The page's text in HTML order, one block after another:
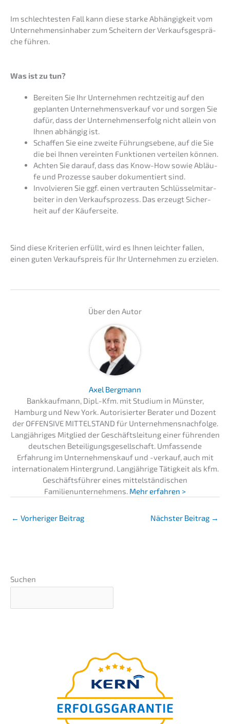
Im schlech­tes­ten Fall kann diese starke Abhän­gig­keit vom
Unter­neh­mens­in­ha­ber zum Schei­tern der Verkaufs­ge­sprä­
che führen.
Was ist zu tun?
Berei­ten Sie Ihr Unter­neh­men recht­zei­tig auf den
geplan­ten Unter­nehmens­verkauf vor und sorgen Sie
dafür, dass der Unter­neh­mens­er­folg nicht allein von
Ihnen abhän­gig ist.
Schaf­fen Sie eine zweite Führungs­ebe­ne, auf die Sie
die bei Ihnen verein­ten Funktio­nen vertei­len können.
Achten Sie darauf, dass das Know-How sowie Abläu­
fe und Prozes­se sauber dokumen­tiert sind.
Invol­vie­ren Sie ggf. einen vertrau­ten Schlüs­sel­mit­ar­
bei­ter in den Verkaufs­pro­zess. Das erzeugt Sicher­
heit auf der Käuferseite.
Sind diese Krite­ri­en erfüllt, wird es Ihnen leich­ter fallen,
einen guten Verkaufs­preis für Ihr Unter­neh­men zu erzielen.
Über den Autor
Axel Bergmann
Bankkaufmann, Dipl.-Kfm. mit Studium in Münster,
Hamburg und New York. Autorisierter Berater und Dozent
der OFFENSIVE MITTELSTAND für Unternehmensnachfolge.
Langjähriges Mitglied der Geschäftsleitung einer führenden
deutschen Beteiligungsgesellschaft. Umfassende
Erfahrung im Unternehmenskauf und -verkauf, auch mit
internationalem Hintergrund. Langjährige Tätigkeit als kfm.
Geschäftsführer eines mittelständischen
Familienunternehmens. Mehr erfahren >
← Vorheriger Beitrag Nächster Beitrag →
Suchen
ultimative Ratgeber
für Ihre Unternehmens-
nachfolge